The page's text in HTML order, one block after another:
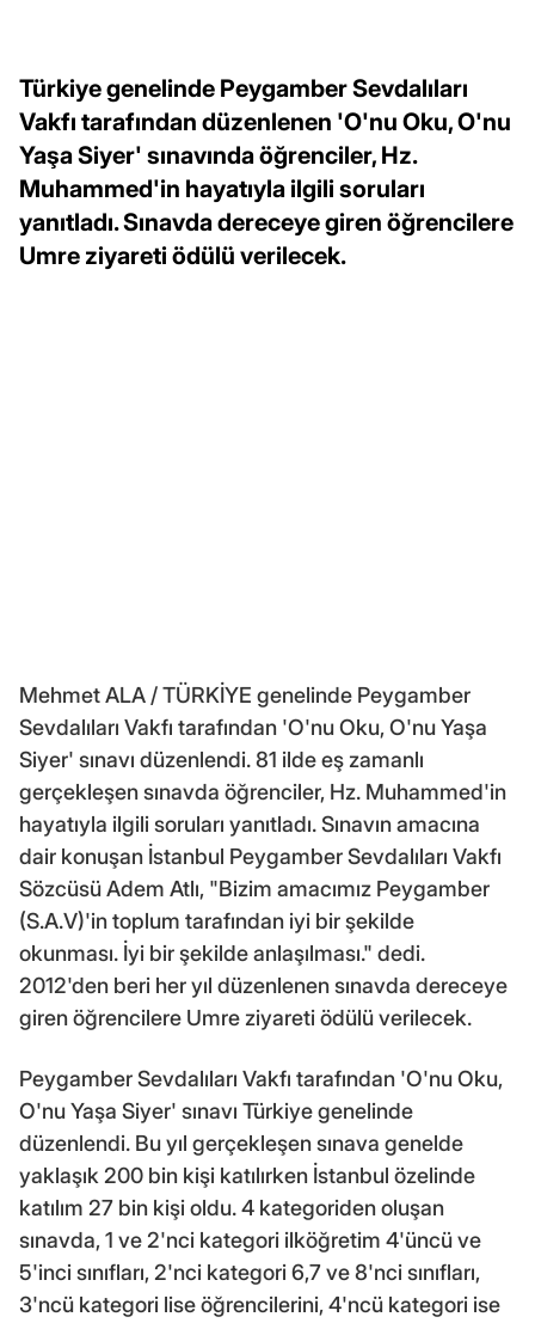
Türkiye genelinde Peygamber Sevdalıları
Vakfı tarafından düzenlenen 'O'nu Oku, O'nu
Yaşa Siyer' sınavında öğrenciler, Hz.
Muhammed'in hayatıyla ilgili soruları
yanıtladı. Sınavda dereceye giren öğrencilere
Umre ziyareti ödülü verilecek.
Mehmet ALA / TÜRKİYE genelinde Peygamber
Sevdalıları Vakfı tarafından 'O'nu Oku, O'nu Yaşa
Siyer' sınavı düzenlendi. 81 ilde eş zamanlı
gerçekleşen sınavda öğrenciler, Hz. Muhammed'in
hayatıyla ilgili soruları yanıtladı. Sınavın amacına
dair konuşan İstanbul Peygamber Sevdalıları Vakfı
Sözcüsü Adem Atlı, "Bizim amacımız Peygamber
(S.A.V)'in toplum tarafından iyi bir şekilde
okunması. İyi bir şekilde anlaşılması." dedi.
2012'den beri her yıl düzenlenen sınavda dereceye
giren öğrencilere Umre ziyareti ödülü verilecek.
Peygamber Sevdalıları Vakfı tarafından 'O'nu Oku,
O'nu Yaşa Siyer' sınavı Türkiye genelinde
düzenlendi. Bu yıl gerçekleşen sınava genelde
yaklaşık 200 bin kişi katılırken İstanbul özelinde
katılım 27 bin kişi oldu. 4 kategoriden oluşan
sınavda, 1 ve 2'nci kategori ilköğretim 4'üncü ve
5'inci sınıfları, 2'nci kategori 6,7 ve 8'nci sınıfları,
3'ncü kategori lise öğrencilerini, 4'ncü kategori ise